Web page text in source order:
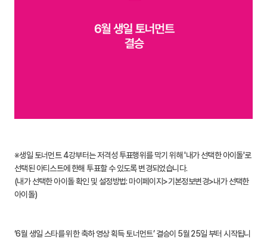
※생일 토너먼트 4강부터는 저격성 투표행위를 막기 위해 '내가 선택한 아이돌'로
선택된 아티스트에 한해 투표할 수 있도록 변경되었습니다.
(내가 선택한 아이돌 확인 및 설정방법: 마이페이지>기본정보변경>내가 선택한
아이돌)
‘6월 생일 스타를 위한 축하 영상 획득 토너먼트’ 결승이 5월 25일 부터 시작됩니